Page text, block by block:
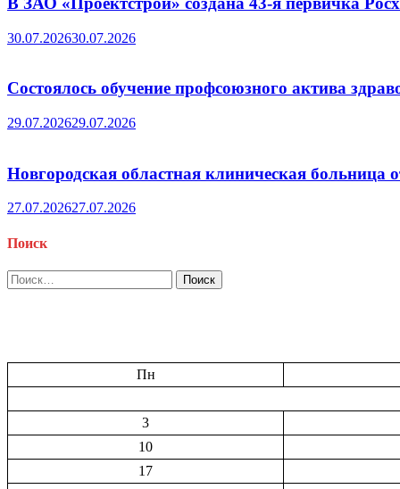
30.07.202630.07.2026
Состоялось обучение профсоюзного актива
29.07.202629.07.2026
Новгородская областная клиническая больница
27.07.202627.07.2026
Поиск
Найти:
Пн
3
10
17